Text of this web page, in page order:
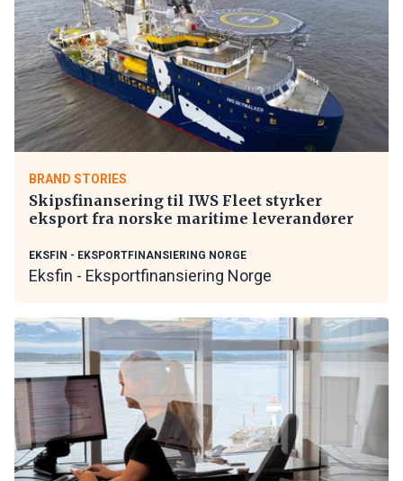
BRAND STORIES
Skipsfinansering til IWS Fleet styrker
eksport fra norske maritime leverandører
EKSFIN - EKSPORTFINANSIERING NORGE
Eksfin - Eksportfinansiering Norge